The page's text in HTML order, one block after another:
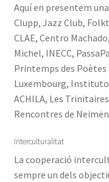
Aquí en presentem
Clupp, Jazz Club,
CLAE, Centro
Michel, INECC,
Printemps des
Luxembourg,
ACHILA, Les
Rencontres de
Interculturalitat
La cooperació
sempre un dels